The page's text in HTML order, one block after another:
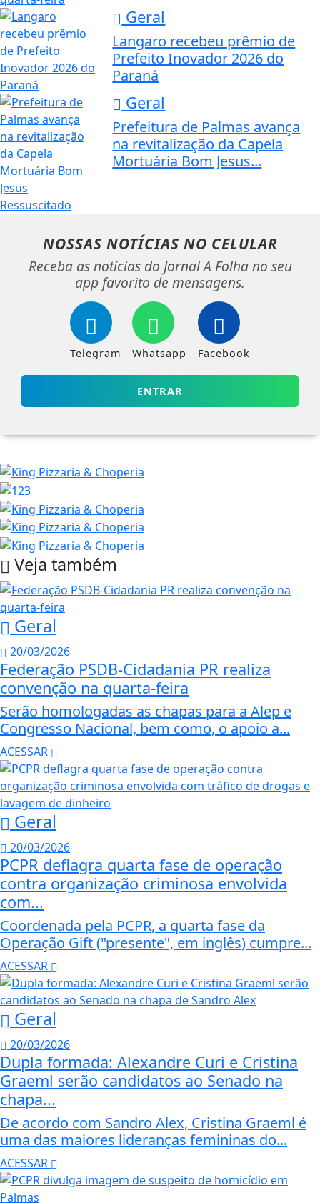
Geral
Langaro recebeu prêmio de
Prefeito Inovador 2026 do
Paraná
Geral
Prefeitura de Palmas avança
na revitalização da Capela
Mortuária Bom Jesus...
NOSSAS NOTÍCIAS NO CELULAR
Receba as notícias do Jornal A Folha no seu
app favorito de mensagens.
Telegram Whatsapp Facebook
ENTRAR
Veja também
Geral
20/03/2026
Federação PSDB-Cidadania PR realiza
convenção na quarta-feira
Serão homologadas as chapas para a Alep e
Congresso Nacional, bem como, o apoio a...
ACESSAR
Geral
20/03/2026
PCPR deflagra quarta fase de operação
contra organização criminosa envolvida
com...
Coordenada pela PCPR, a quarta fase da
Operação Gift ("presente", em inglês) cumpre...
ACESSAR
Geral
20/03/2026
Dupla formada: Alexandre Curi e Cristina
Graeml serão candidatos ao Senado na
chapa...
De acordo com Sandro Alex, Cristina Graeml é
uma das maiores lideranças femininas do...
ACESSAR